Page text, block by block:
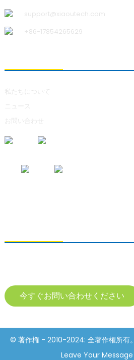
support@xiaoutech.com
+86-17854265629
私たちについて
ニュース
お問い合わせ
今すぐお問い合わせください
© 著作権 - 2010-2024: 全著作権所有
Resource
Leave Your Message